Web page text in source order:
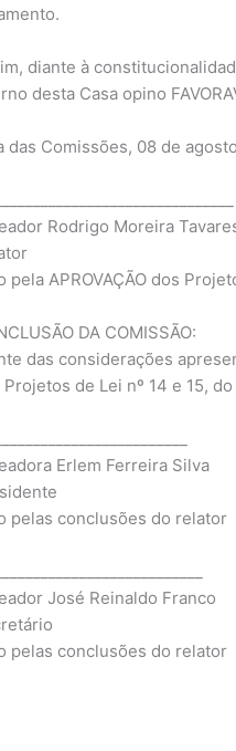
diante à
desta Casa opino
das Comissões, 08 de
Rodrigo Moreira
pela APROVAÇÃO dos
DA COMISSÃO:
das considerações
Projetos de Lei nº 14 e 15,
Erlem Ferreira Silva
pelas conclusões do relator
José Reinaldo Franco
pelas conclusões do relator